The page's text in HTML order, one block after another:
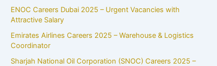
ENOC Careers Dubai 2025 – Urgent Vacancies with
Attractive Salary
Emirates Airlines Careers 2025 – Warehouse & Logistics
Coordinator
Sharjah National Oil Corporation (SNOC) Careers 2025 –